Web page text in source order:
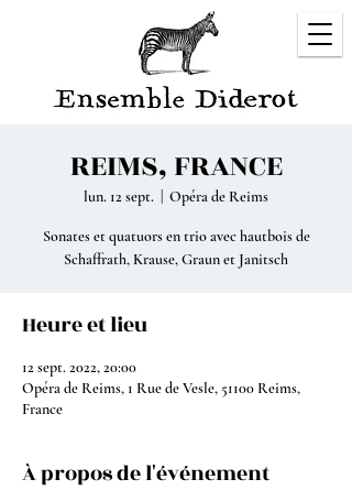
REIMS, FRANCE
lun. 12 sept. Opéra de Reims
Sonates et quatuors en trio avec hautbois de
Schaffrath, Krause, Graun et Janitsch
Heure et lieu
12 sept. 2022, 20:00
Opéra de Reims, 1 Rue de Vesle, 51100 Reims,
France
À propos de l'événement